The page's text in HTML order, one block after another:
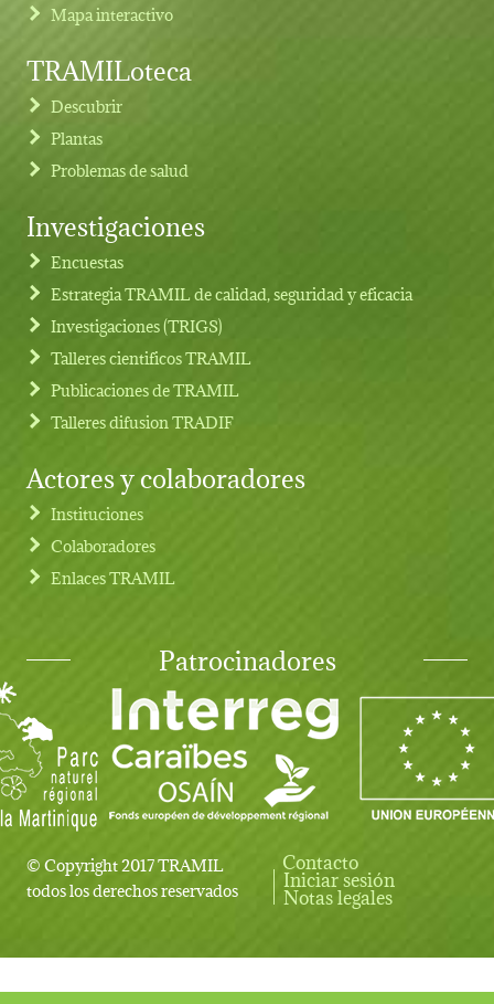
Footer menu
Mapa interactivo
TRAMILoteca
Descubrir
Plantas
Problemas de salud
Investigaciones
Encuestas
Estrategia TRAMIL de calidad, seguridad y eficacia
Investigaciones (TRIGS)
Talleres cientificos TRAMIL
Publicaciones de TRAMIL
Talleres difusion TRADIF
Actores y colaboradores
Instituciones
Colaboradores
Enlaces TRAMIL
Patrocinadores
© Copyright 2017 TRAMIL
todos los derechos reservados
User account menu
Contacto
Iniciar sesión
Notas legales